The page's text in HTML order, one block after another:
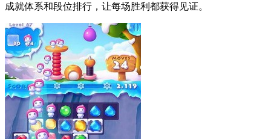
成就体系和段位排行，让每场胜利都获得见证。